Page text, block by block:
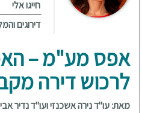
חייגו אלי
דירוגים
אפס מע"מ –
לרכוש דירה
מאת: עו"ד נירה אשכנזי ועו"ד נדיר